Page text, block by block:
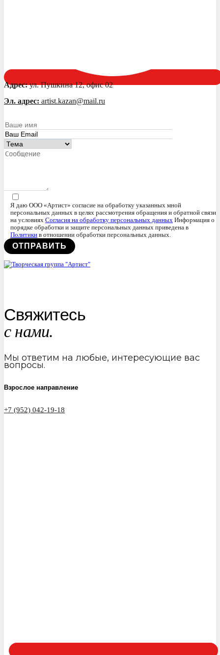
Адрес:ул. Пушкина 12, офис 02
Эл. адрес: artist.kazan@mail.ru
Я даю ООО «Артист» согласие на обработку указанных мной
персональных данных в целях рассмотрения обращения и обратной связи
на условиях Согласия на обработку персональных данных Информация о
порядке обработки и защите персональных данных приведена в
Политики в отношении обработки персональных данных.
Свяжитесь
с нами.
Мы ответим на любые, интересующие вас
вопросы.
Взрослое направление
+7 (952) 042-19-18